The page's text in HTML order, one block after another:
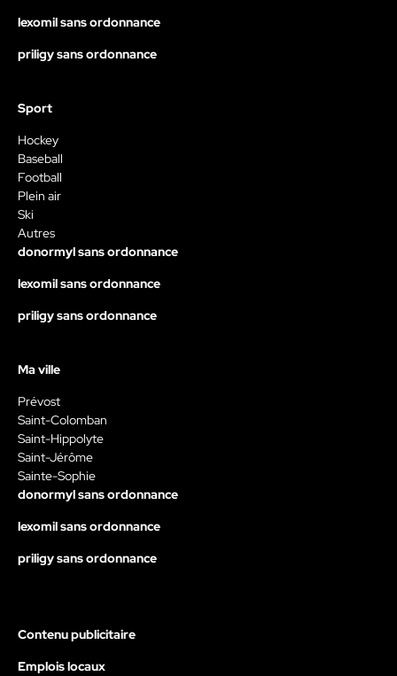
lexomil sans ordonnance
priligy sans ordonnance
Sport
Hockey
Baseball
Football
Plein air
Ski
Autres
donormyl sans ordonnance
lexomil sans ordonnance
priligy sans ordonnance
Ma ville
Prévost
Saint-Colomban
Saint-Hippolyte
Saint-Jérôme
Sainte-Sophie
donormyl sans ordonnance
lexomil sans ordonnance
priligy sans ordonnance
Contenu publicitaire
Emplois locaux